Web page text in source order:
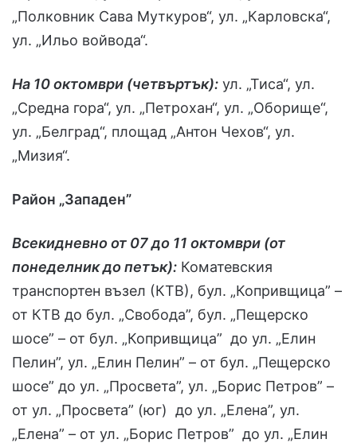
„Полковник Сава Муткуров“, ул. „Карловска“,
ул. „Ильо войвода“.
На 10 октомври (четвъртък): ул. „Тиса“, ул.
„Средна гора“, ул. „Петрохан“, ул. „Оборище“,
ул. „Белград“, площад „Антон Чехов“, ул.
„Мизия“.
Район „Западен”
Всекидневно от 07 до 11 октомври (от
понеделник до петък): Коматевския
транспортен възел (КТВ), бул. „Копривщица” –
от КТВ до бул. „Свобода”, бул. „Пещерско
шосе” – от бул. „Копривщица” до ул. „Елин
Пелин”, ул. „Елин Пелин” – от бул. „Пещерско
шосе” до ул. „Просвета”, ул. „Борис Петров” –
от ул. „Просвета” (юг) до ул. „Елена”, ул.
„Елена” – от ул. „Борис Петров” до ул. „Елин